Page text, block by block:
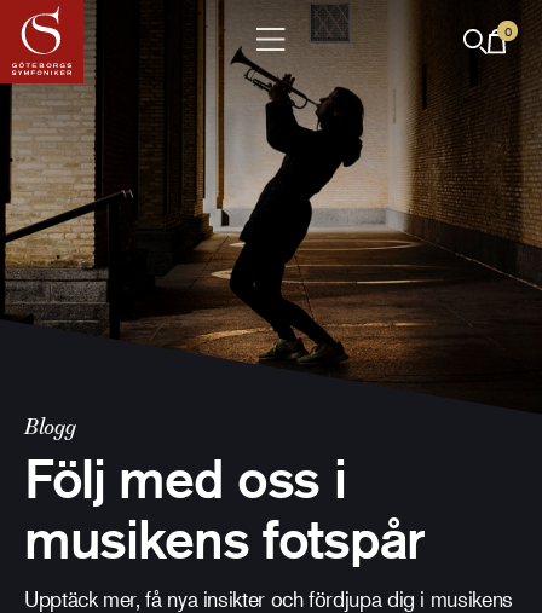
0
Blogg
Följ med oss i
musikens fotspår
Upptäck mer, få nya insikter och fördjupa dig i musikens